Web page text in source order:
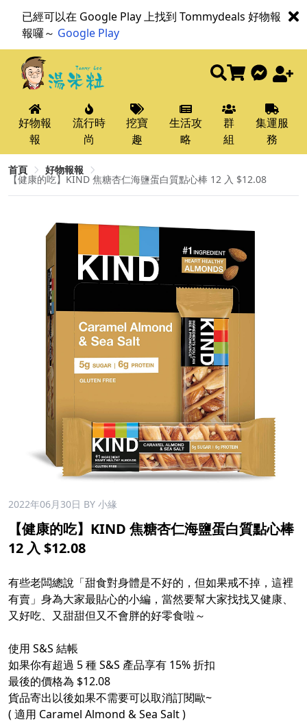
已經可以在 Google Play 上找到 Tommydeals 好物報
報囉～ Google Play
好物報
報
流行時
尚
挖寶
趣
生活攻
略
群
組
集運服
務
首頁 好物報報
【健康的吃】KIND 焦糖杏仁海鹽蛋白質點心棒 12 入 $12.08
2022年06月30日 BY 小緣
【健康的吃】KIND 焦糖杏仁海鹽蛋白質點心棒
12 入 $12.08
有些老闆總說「甜食對身體是不好的，但如果戒不掉，這裡
有賣」身為大家最貼心的小編，當然要幫大家找找又健康、
又好吃、又甜甜但又不會胖的好零食啦～
使用 S&S 結帳​
如果你有超過 5 種 S&S 產品享有 15% 折扣​
最後的價格為 $12.08
貨品寄出以後如果不需要可以取消訂閱歐~​
( 適用 Caramel Almond & Sea Salt )